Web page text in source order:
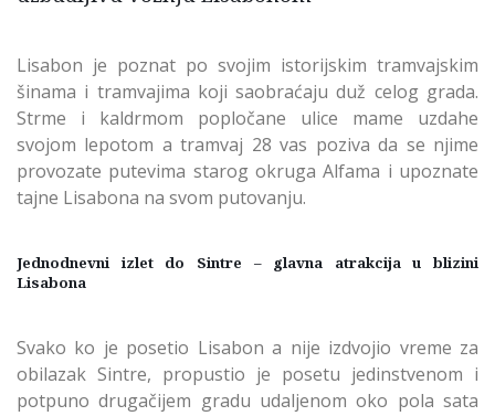
Lisabon je poznat po svojim istorijskim tramvajskim
šinama i tramvajima koji saobraćaju duž celog grada.
Strme i kaldrmom popločane ulice mame uzdahe
svojom lepotom a tramvaj 28 vas poziva da se njime
provozate putevima starog okruga Alfama i upoznate
tajne Lisabona na svom putovanju.
Jednodnevni izlet do Sintre – glavna atrakcija u blizini
Lisabona
Svako ko je posetio Lisabon a nije izdvojio vreme za
obilazak Sintre, propustio je posetu jedinstvenom i
potpuno drugačijem gradu udaljenom oko pola sata